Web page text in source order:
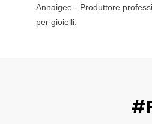
Annaigee - Produttore
per gioielli.